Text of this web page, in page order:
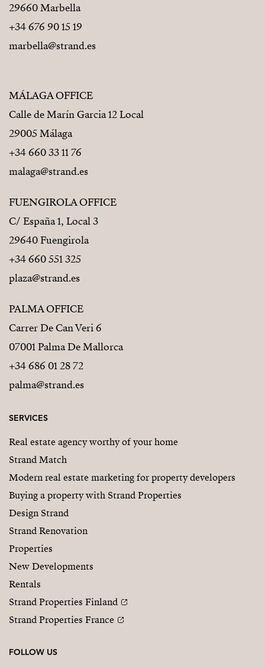
29660 Marbella
+34 676 90 15 19
marbella@strand.es
MÁLAGA OFFICE
Calle de Marín Garcia 12 Local
29005 Málaga
+34 660 33 11 76
malaga@strand.es
FUENGIROLA OFFICE
C/ España 1, Local 3
29640 Fuengirola
+34 660 551 325
plaza@strand.es
PALMA OFFICE
Carrer De Can Veri 6
07001 Palma De Mallorca
+34 686 01 28 72
palma@strand.es
SERVICES
Real estate agency worthy of your home
Strand Match
Modern real estate marketing for property developers
Buying a property with Strand Properties
Design Strand
Strand Renovation
Properties
New Developments
Rentals
Strand Properties Finland
Strand Properties France
FOLLOW US